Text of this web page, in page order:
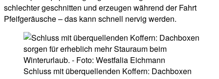
schlechter geschnitten und erzeugen während der Fahrt
Pfeifgeräusche – das kann schnell nervig werden.
Schluss mit überquellenden Koffern: Dachboxen